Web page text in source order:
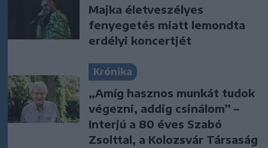
Majka életveszélyes
fenyegetés miatt lemondta
erdélyi koncertjét
Krónika
„Amíg hasznos munkát tudok
végezni, addig csinálom” –
Interjú a 80 éves Szabó
Zsolttal, a Kolozsvár Társaság